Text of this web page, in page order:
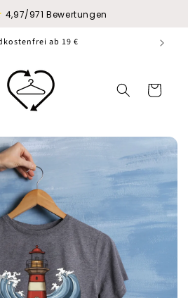
4,97/971 Bewertungen
ab 19 €
Warenkorb